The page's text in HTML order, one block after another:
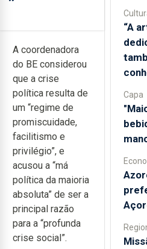
A coordenadora
do BE considerou
que a crise
política resulta de
um “regime de
promiscuidade,
facilitismo e
privilégio”, e
acusou a “má
política da maioria
absoluta” de ser a
principal razão
para a “profunda
crise social”.
“A
Capa